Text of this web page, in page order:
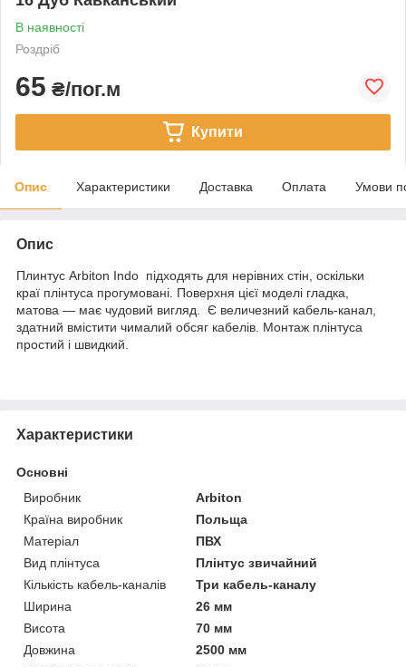
В наявності
Роздріб
65 ₴/пог.м
Купити
Опис Характеристики Доставка Оплата Умови
Опис
Плинтус Arbiton Indo підходять для нерівних стін, оскільки
краї плінтуса прогумовані. Поверхня цієї моделі гладка,
матова — має чудовий вигляд. Є величезний кабель-канал,
здатний вмістити чималий обсяг кабелів. Монтаж плінтуса
простий і швидкий.
Характеристики
Основні
Виробник
Arbiton
Країна виробник
Польща
Матеріал
ПВХ
Вид плінтуса
Плінтус звичайний
Кількість кабель-каналів
Три кабель-каналу
Ширина
26 мм
Висота
70 мм
Довжина
2500 мм